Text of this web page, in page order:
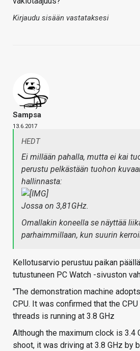
Kirjaudu sisään vastataksesi
Sampsa
13.6.2017
HEDT
Ei millään pahalla, mutta ei kai
perustu pelkästään tuohon
hallinnasta:
Jossa on 3,81GHz.
Omallakin koneella se näyttää
parhaimmillaan, kun suurin
Kellotusarvio perustuu paikan
tutustuneen PC Watch -sivuston
"The demonstration machine
CPU. It was confirmed that the
threads is running at 3.8 GHz
Although the maximum clock is 3.4
shoot, it was driving at 3.8 GHz by